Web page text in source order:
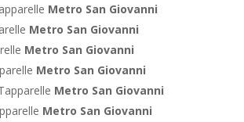
Metro San Giovanni
Metro San Giovanni
Metro San Giovanni
Metro San Giovanni
Metro San Giovanni
Metro San Giovanni